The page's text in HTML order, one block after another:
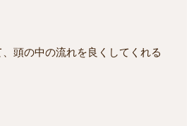
頭の中の流れを良くしてくれる